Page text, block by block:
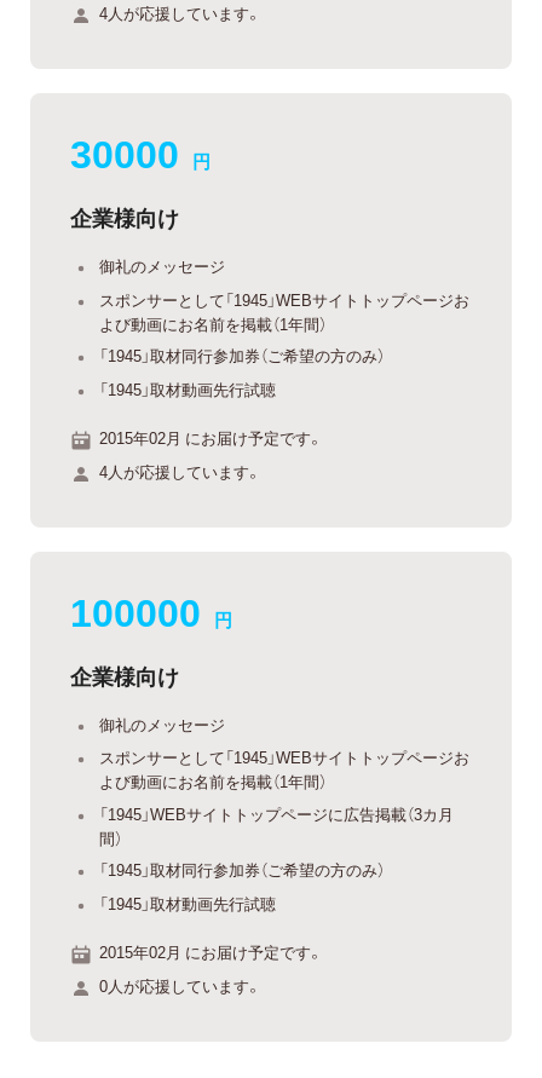
4人が応援しています。
30000 円
企業様向け
御礼のメッセージ
スポンサーとして「1945」WEBサイトトップページお
よび動画にお名前を掲載（1年間）
「1945」取材同行参加券（ご希望の方のみ）
「1945」取材動画先行試聴
2015年02月 にお届け予定です。
4人が応援しています。
100000 円
企業様向け
御礼のメッセージ
スポンサーとして「1945」WEBサイトトップページお
よび動画にお名前を掲載（1年間）
「1945」WEBサイトトップページに広告掲載（3カ月
間）
「1945」取材同行参加券（ご希望の方のみ）
「1945」取材動画先行試聴
2015年02月 にお届け予定です。
0人が応援しています。